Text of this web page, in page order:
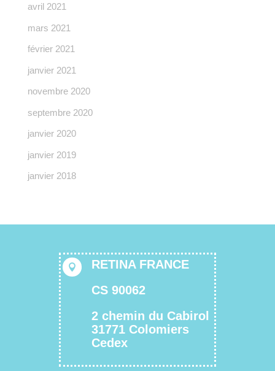
avril 2021
mars 2021
février 2021
janvier 2021
novembre 2020
septembre 2020
janvier 2020
janvier 2019
janvier 2018

RETINA FRANCE
CS 90062
2 chemin du Cabirol
31771 Colomiers
Cedex